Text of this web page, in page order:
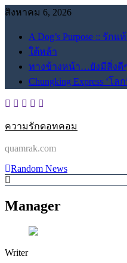
Skip
สิงหาคม 6, 2026
A Dog’s Purpose :: รัก
ใต้หล้า
ทางข้างหน้า…ยังมีสิ่งดี
Chungking Express ‘โ
ความรักดอทคอม
quamrak.com
Random News
Manager
Writer